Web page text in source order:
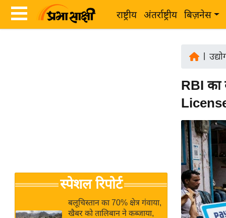
राष्ट्रीय अंतर्राष्ट्रीय बिज़नेस
Breaking
News in
जगत
राय
स्पेशल रिपोर्ट
बलूचिस्तान का 70% क्षेत्र गंवाया,
खैबर को तालिबान ने कब्जाया,
RBI का
License